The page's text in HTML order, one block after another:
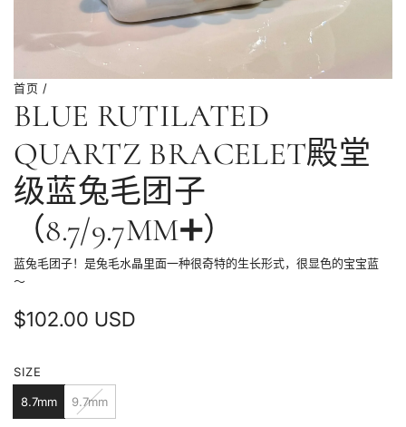
首页 /
BLUE RUTILATED
QUARTZ BRACELET殿堂
级蓝兔毛团子
（8.7/9.7MM➕）
蓝兔毛团子！是兔毛水晶里面一种很奇特的生长形式，很显色的宝宝蓝
～
普
价
格
$102.00 USD
SIZE
8.7mm 9.7mm